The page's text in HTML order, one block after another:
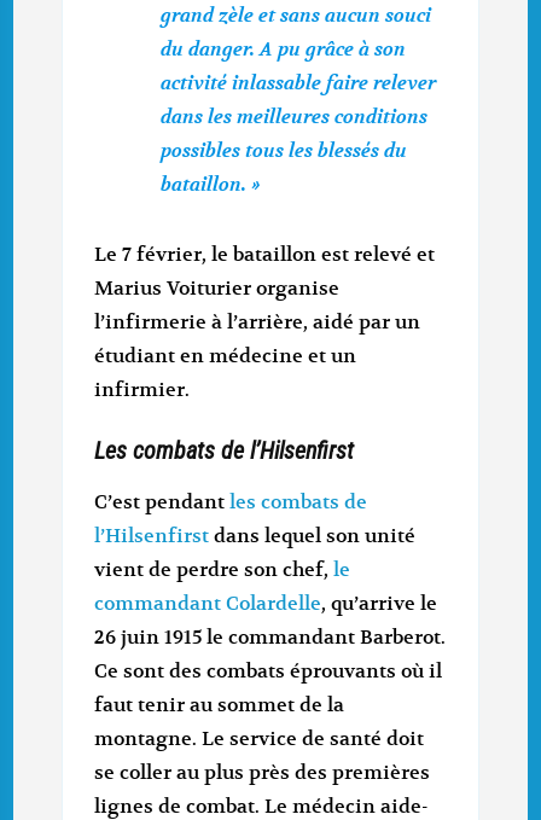
grand zèle et sans aucun souci
du danger. A pu grâce à son
activité inlassable faire relever
dans les meilleures conditions
possibles tous les blessés du
bataillon. »
Le 7 février, le bataillon est relevé et
Marius Voiturier organise
l’infirmerie à l’arrière, aidé par un
étudiant en médecine et un
infirmier.
Les combats de l’Hilsenfirst
C’est pendantles combats de
l’Hilsenfirst dans lequel son unité
vient de perdre son chef,le
commandant Colardelle, qu’arrive le
26 juin 1915 le commandant Barberot.
Ce sont des combats éprouvants où il
faut tenir au sommet de la
montagne. Le service de santé doit
se coller au plus près des premières
lignes de combat. Le médecin aide-